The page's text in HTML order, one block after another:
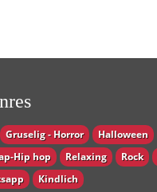
Gruselig - Horror Halloween
Hip hop Relaxing Rock
Кindlich